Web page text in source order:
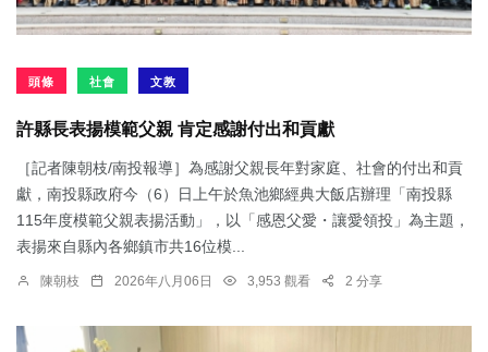
頭條 社會 文教
許縣長表揚模範父親 肯定感謝付出和貢獻
［記者陳朝枝/南投報導］為感謝父親長年對家庭、社會的付出和貢
獻，南投縣政府今（6）日上午於魚池鄉經典大飯店辦理「南投縣
115年度模範父親表揚活動」，以「感恩父愛・讓愛領投」為主題，
表揚來自縣內各鄉鎮市共16位模...
陳朝枝 2026年八月06日 3,953 觀看 2 分享